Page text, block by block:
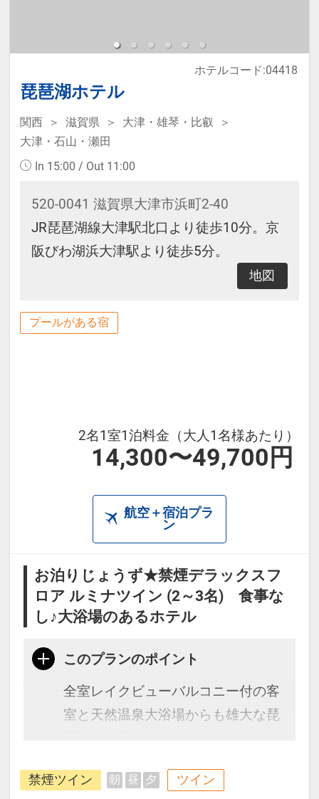
琵琶湖ホテル
ホテルコード:04418
関西 滋賀県
大津・雄琴・比叡
大津・石山・瀬田
In 15:00 / Out 11:00
520-0041 滋賀県大津市浜町2-40
JR琵琶湖線大津駅北口より徒歩10分。京
阪びわ湖浜大津駅より徒歩5分。
地図
プールがある宿
2名1室1泊料金（大人1名様あたり）
14,300〜49,700円
航空＋宿泊プラ
ン
お泊りじょうず★禁煙デラックスフ
ロア ルミナツイン (2～3名) 食事な
し♪大浴場のあるホテル
このプランのポイント
全室レイクビューバルコニー付の客
室と天然温泉大浴場からも雄大な琵
＜お部屋タイプ＞デラックスフロア
禁煙ツイン 朝 昼 夕 ツイン